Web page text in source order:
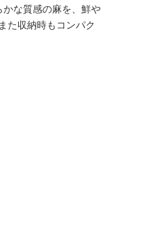
な質感の麻を、鮮や
た収納時もコンパク